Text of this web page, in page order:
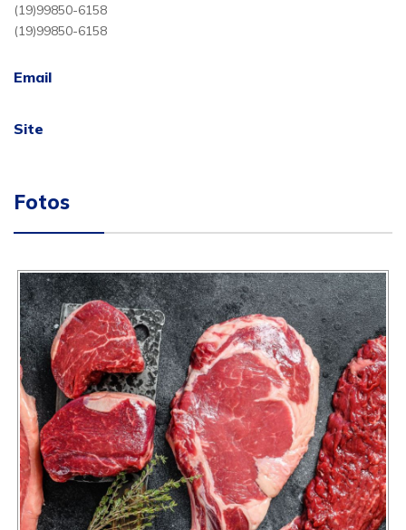
(19)99850-6158
(19)99850-6158
Email
Site
Fotos